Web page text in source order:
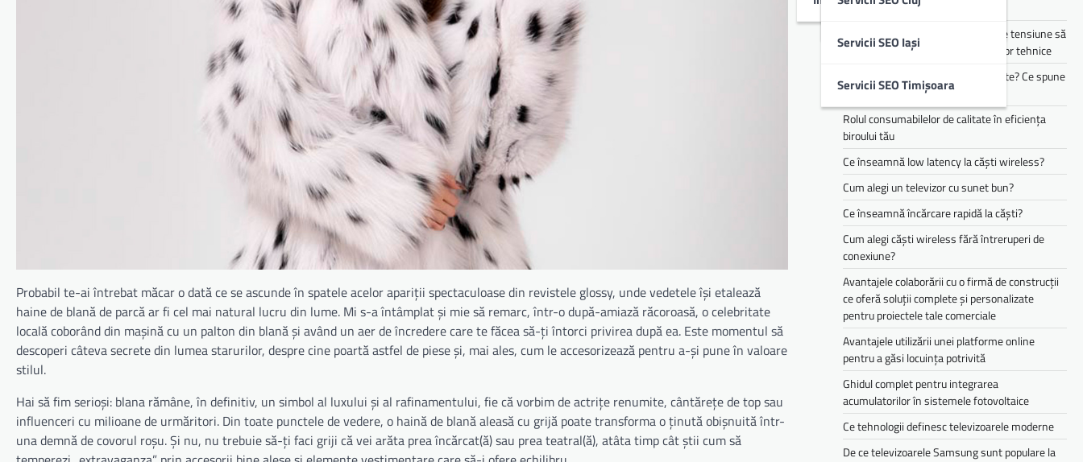
Servicii SEO Iași
Servicii SEO Timișoara
Probabil te-ai întrebat măcar o dată ce se ascunde în spatele acelor apariții spectaculoase din revistele glossy, unde vedetele își etalează
haine de blană de parcă ar fi cel mai natural lucru din lume. Mi s-a întâmplat și mie să remarc, într-o după-amiază răcoroasă, o celebritate
locală coborând din mașină cu un palton din blană și având un aer de încredere care te făcea să-ți întorci privirea după ea. Este momentul să
descoperi câteva secrete din lumea starurilor, despre cine poartă astfel de piese și, mai ales, cum le accesorizează pentru a-și pune în valoare
stilul.
Hai să fim serioși: blana rămâne, în definitiv, un simbol al luxului și al rafinamentului, fie că vorbim de actrițe renumite, cântărețe de top sau
influenceri cu milioane de urmăritori. Din toate punctele de vedere, o haină de blană aleasă cu grijă poate transforma o ținută obișnuită într-
una demnă de covorul roșu. Și nu, nu trebuie să-ți faci griji că vei arăta prea încărcat(ă) sau prea teatral(ă), atâta timp cât știi cum să
din flota Justrent
Cum te pot ajuta stabilizatoarele de tensiune să
reduci riscurile asociate defecțiunilor tehnice
Copilul tău mănâncă doar 3 alimente? Ce spune
asta despre dezvoltarea lui
Rolul consumabilelor de calitate în eficiența
biroului tău
Ce înseamnă low latency la căști wireless?
Cum alegi un televizor cu sunet bun?
Ce înseamnă încărcare rapidă la căști?
Cum alegi căști wireless fără întreruperi de
conexiune?
Avantajele colaborării cu o firmă de construcții
ce oferă soluții complete și personalizate
pentru proiectele tale comerciale
Avantajele utilizării unei platforme online
pentru a găsi locuința potrivită
Ghidul complet pentru integrarea
acumulatorilor în sistemele fotovoltaice
Ce tehnologii definesc televizoarele moderne
De ce televizoarele Samsung sunt populare la